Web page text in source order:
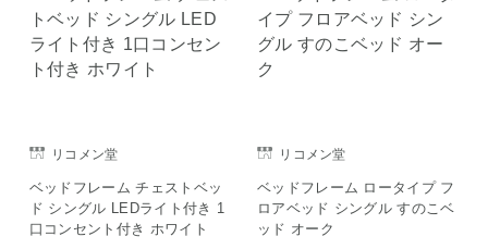
リコメン堂
ベッドフレーム チェストベッ
ド シングル LEDライト付き 1
口コンセント付き ホワイト
リコメン堂
ベッドフレーム ロータイプ フ
ロアベッド シングル すのこベ
ッド オーク